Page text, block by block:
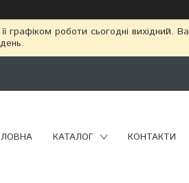
роботи сьогодні
день.
КАТАЛОГ КОНТАКТИ